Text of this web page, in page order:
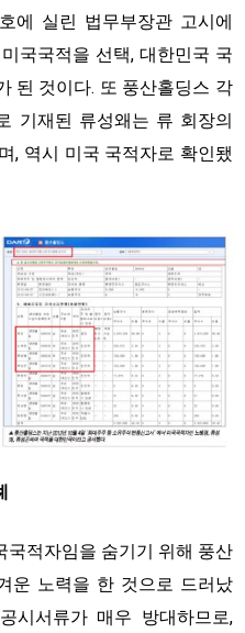
에 실린 법무부장관 고시에
국국적을 선택, 대한민국 국
된 것이다. 또 풍산홀딩스 각
기재된 류성왜는 류 회장의
, 역시 미국 국적자로 확인됐
국적자임을 숨기기 위해 풍산
운 노력을 한 것으로 드러났
시서류가 매우 방대하므로,